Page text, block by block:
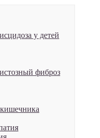
у детей
фиброз